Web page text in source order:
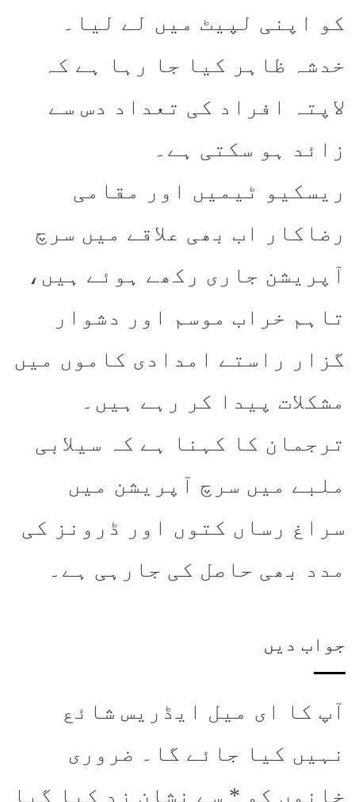
کو اپنی لپیٹ میں لے لیا۔
خدشہ ظاہر کیا جا رہا ہے کہ
لاپتہ افراد کی تعداد دس سے
زائد ہو سکتی ہے۔
ریسکیو ٹیمیں اور مقامی
رضاکار اب بھی علاقے میں سرچ
آپریشن جاری رکھے ہوئے ہیں،
تاہم خراب موسم اور دشوار
گزار راستے امدادی کاموں میں
مشکلات پیدا کر رہے ہیں۔
ترجمان کا کہنا ہے کہ سیلابی
ملبے میں سرچ آپریشن میں
سراغ رساں کتوں اور ڈرونز کی
مدد بھی حاصل کی جارہی ہے۔
جواب دیں
آپ کا ای میل ایڈریس شائع
نہیں کیا جائے گا۔ ضروری
خانوں کو * سے نشان زد کیا گیا